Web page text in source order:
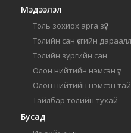
Мэдээлэл
Толь зохиох арга зүй
Толийн сан үсгийн
Толийн зургийн сан
Олон нийтийн нэмсэн үг
Олон нийтийн нэмсэн
Тайлбар толийн тухай
Бусад